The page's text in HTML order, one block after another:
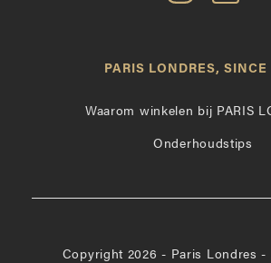
Paris
Instagram
op
PARIS LONDRES, SINCE
Waarom winkelen bij PARIS
Onderhoudstips
Copyright 2026 - Paris Londres -